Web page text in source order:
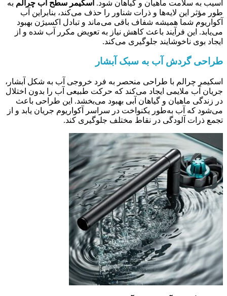
آسیب به سلامت ماهیان و گیاهان شود. اسکیمر سطح آب چرالم به
طور مؤثر این لایه‌ها و ذرات شناور را حذف می‌کند، بنابراین آب
آکواریوم شما همیشه شفاف باقی می‌ماند و تبادل اکسیژن بهبود
می‌یابد. این فرآیند باعث کاهش نیاز به تعویض مکرر آب شده و از
ایجاد بوی ناخوشایند جلوگیری می‌کند.
طراحی گردش آب به سبک آبشار
اسکیمر چرالم با طراحی منحصر به فرد خروجی آب به شکل آبشار،
جریان آب ملایمی ایجاد می‌کند که حرکت طبیعی آب را بدون اختلال
در زندگی ماهیان و گیاهان آبی بهبود می‌بخشد. این طراحی باعث
می‌شود که آب به‌طور یکنواخت در سراسر آکواریوم جریان یابد و از
تجمع ذرات آلودگی در نقاط مختلف جلوگیری کند.